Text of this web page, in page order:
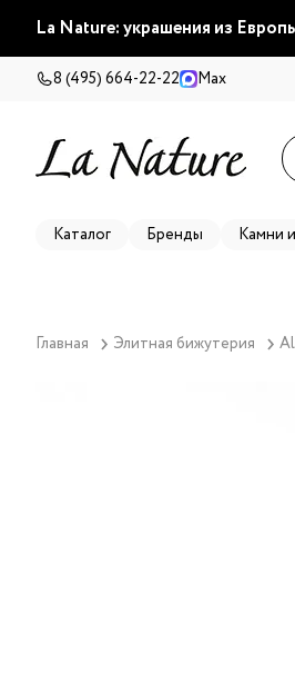
La Nature: украшения из
8 (495) 664-22-22 Max
Каталог Бренды Камни
Главная Элитная бижутерия